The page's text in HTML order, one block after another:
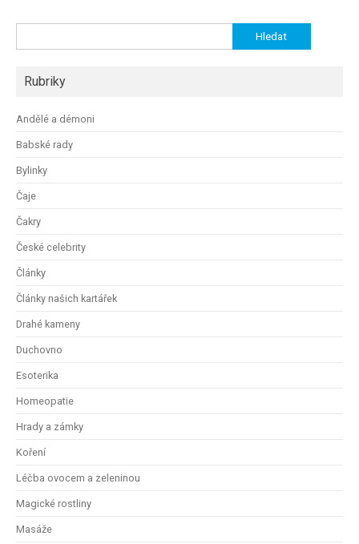
Rubriky
Andělé a démoni
Babské rady
Bylinky
Čaje
Čakry
České celebrity
Články
Články našich kartářek
Drahé kameny
Duchovno
Esoterika
Homeopatie
Hrady a zámky
Koření
Léčba ovocem a zeleninou
Magické rostliny
Masáže